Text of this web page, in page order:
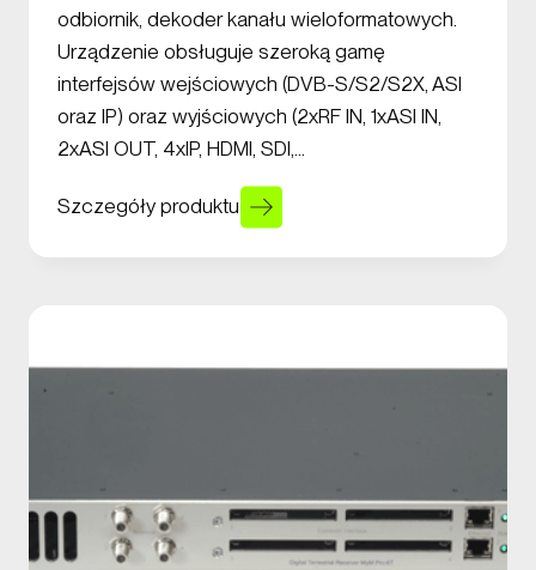
odbiornik, dekoder kanału wieloformatowych.
Urządzenie obsługuje szeroką gamę
interfejsów wejściowych (DVB-S/S2/S2X, ASI
oraz IP) oraz wyjściowych (2xRF IN, 1xASI IN,
2xASI OUT, 4xIP, HDMI, SDI,…
Szczegóły produktu